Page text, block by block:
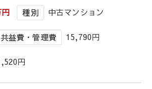
種別 中古マンション
共益費・管理費 15,790円
円